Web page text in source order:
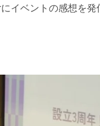
イベントの感想を